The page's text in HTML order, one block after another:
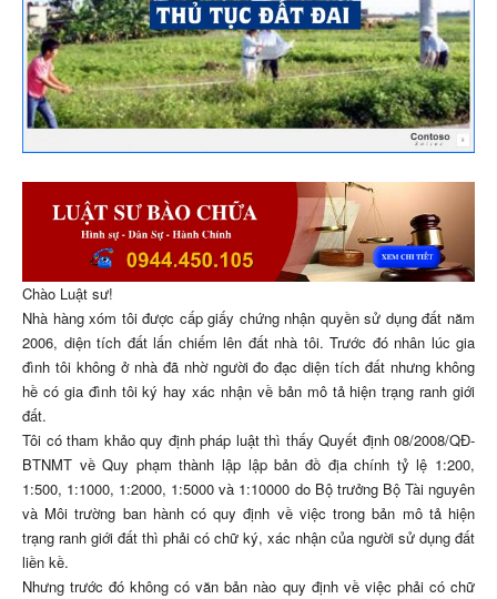
Chào Luật sư!
Nhà hàng xóm tôi được cấp giấy chứng nhận quyền sử dụng đất năm
2006, diện tích đất lấn chiếm lên đất nhà tôi. Trước đó nhân lúc gia
đình tôi không ở nhà đã nhờ người đo đạc diện tích đất nhưng không
hề có gia đình tôi ký hay xác nhận về bản mô tả hiện trạng ranh giới
đất.
Tôi có tham khảo quy định pháp luật thì thấy Quyết định 08/2008/QĐ-
BTNMT về Quy phạm thành lập lập bản đồ địa chính tỷ lệ 1:200,
1:500, 1:1000, 1:2000, 1:5000 và 1:10000 do Bộ trưởng Bộ Tài nguyên
và Môi trường ban hành có quy định về việc trong bản mô tả hiện
trạng ranh giới đất thì phải có chữ ký, xác nhận của người sử dụng đất
liền kề.
Nhưng trước đó không có văn bản nào quy định về việc phải có chữ